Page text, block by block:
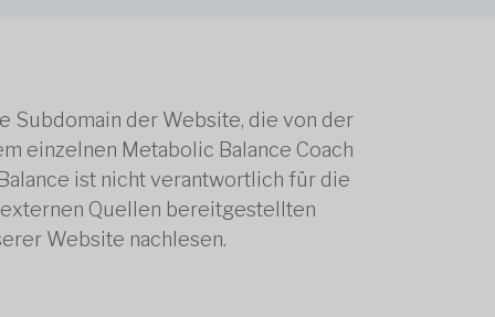
Subdomain der Website, die von der
einzelnen Metabolic Balance Coach
ist nicht verantwortlich für die
Quellen bereitgestellten
Website nachlesen.